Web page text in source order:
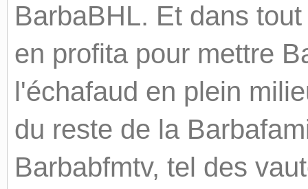
BarbaBHL. Et dans
en profita pour mettre
l'échafaud en plein
du reste de la
Barbabfmtv, tel des